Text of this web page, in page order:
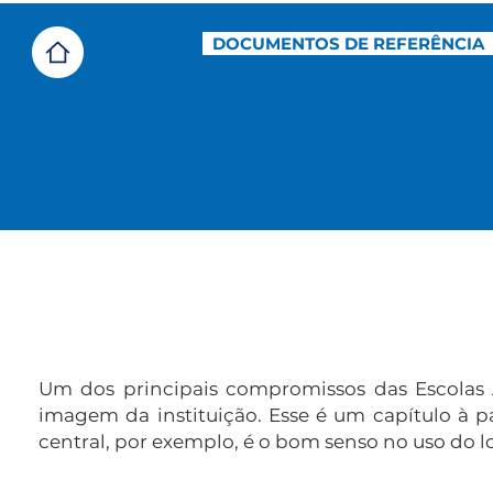
DOCUMENTOS DE REFERÊNCIA
Um dos principais compromissos das
imagem da instituição. Esse é um capítulo à
central, por exemplo, é o bom senso no uso do